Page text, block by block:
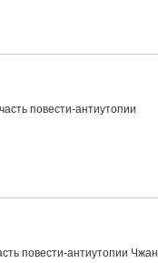
повести-антиутопии
повести-антиутопии Чжан